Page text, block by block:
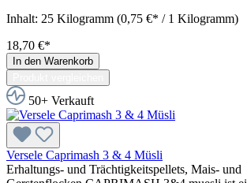
Inhalt: 25 Kilogramm (0,75 €* / 1 Kilogramm)
18,70 €*
In den Warenkorb
50+ Verkauft
Versele Caprimash 3 & 4 Müsli
Erhaltungs- und Trächtigkeitspellets, Mais- und